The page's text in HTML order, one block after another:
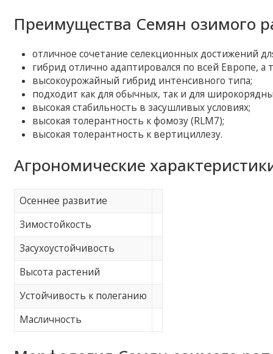
Преимущества Семян озимого
отличное сочетание селекционных достижений
гибрид отлично адаптировался по всей Европе,
высокоурожайный гибрид интенсивного типа;
подходит как для обычных, так и для
высокая стабильность в засушливых условиях;
высокая толерантность к фомозу (RLM7);
высокая толерантность к вертициллезу.
Агрономические
Осеннее развитие
Зимостойкость
Засухоустойчивость
Высота растений
Устойчивость к полеганию
Масличность